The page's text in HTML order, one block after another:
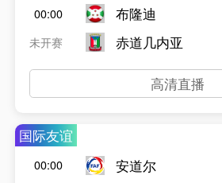
00:00
未开赛
布隆迪
赤道几内亚
高清直播
国际友谊
00:00
安道尔